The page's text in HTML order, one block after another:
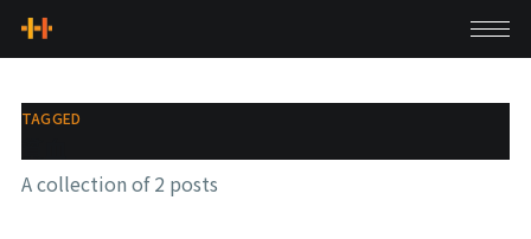
TAGGED
A collection of 2 posts